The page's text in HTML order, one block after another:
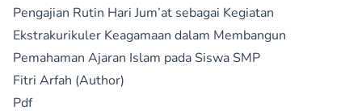
Pengajian Rutin Hari Jum’at sebagai Kegiatan
Ekstrakurikuler Keagamaan dalam Membangun
Pemahaman Ajaran Islam pada Siswa SMP
Fitri Arfah (Author)
Pdf